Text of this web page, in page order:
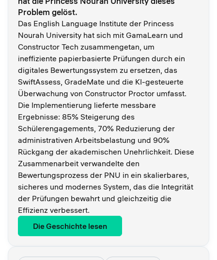
Problem gelöst.
Das English Language Institute der Princess
Nourah University hat sich mit GamaLearn und
Constructor Tech zusammengetan, um
ineffiziente papierbasierte Prüfungen durch ein
digitales Bewertungssystem zu ersetzen, das
SwiftAssess, GradeMate und die KI-gesteuerte
Überwachung von Constructor Proctor umfasst.
Die Implementierung lieferte messbare
Ergebnisse: 85% Steigerung des
Schülerengagements, 70% Reduzierung der
administrativen Arbeitsbelastung und 90%
Rückgang der akademischen Unehrlichkeit. Diese
Zusammenarbeit verwandelte den
Bewertungsprozess der PNU in ein skalierbares,
sicheres und modernes System, das die Integrität
der Prüfungen bewahrt und gleichzeitig die
Effizienz verbessert.
Die Geschichte lesen